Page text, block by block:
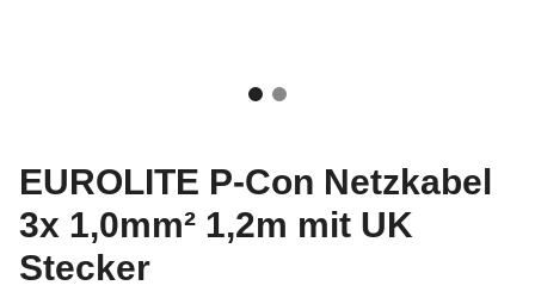
EUROLITE P-Con Netzkabel
3x 1,0mm² 1,2m mit UK
Stecker